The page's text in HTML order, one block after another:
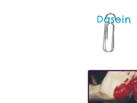
Dasein